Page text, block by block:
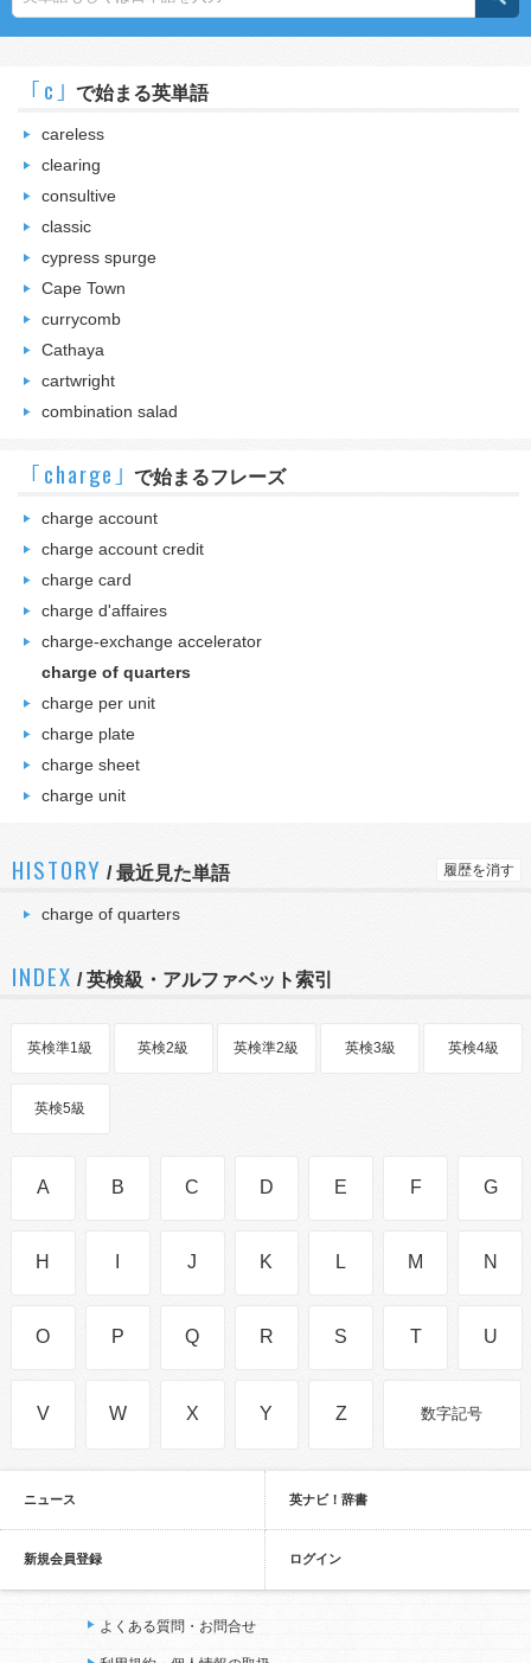
｢c｣ で始まる英単語
careless
clearing
consultive
classic
cypress spurge
Cape Town
currycomb
Cathaya
cartwright
combination salad
｢charge｣ で始まるフレーズ
charge account
charge account credit
charge card
charge d'affaires
charge-exchange accelerator
charge of quarters
charge per unit
charge plate
charge sheet
charge unit
HISTORY /最近見た単語 履歴を消す
charge of quarters
INDEX / 英検級・アルファベット索引
英検準1級 英検2級 英検準2級 英検3級 英検4級
英検5級
A B C D E F G
H J K L M N
O P Q R S T U
V W X Y Z 数字記号
ニュース 英ナビ！辞書
新規会員登録 ログイン
よくある質問・お問合せ